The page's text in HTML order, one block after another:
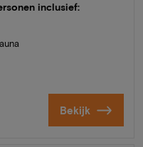
inclusief:
Bekijk